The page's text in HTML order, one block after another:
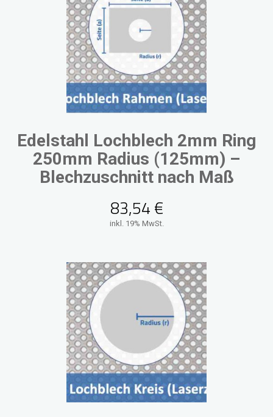
Edelstahl Lochblech 2mm Ring
250mm Radius (125mm) –
Blechzuschnitt nach Maß
83,54€
inkl. 19% MwSt.